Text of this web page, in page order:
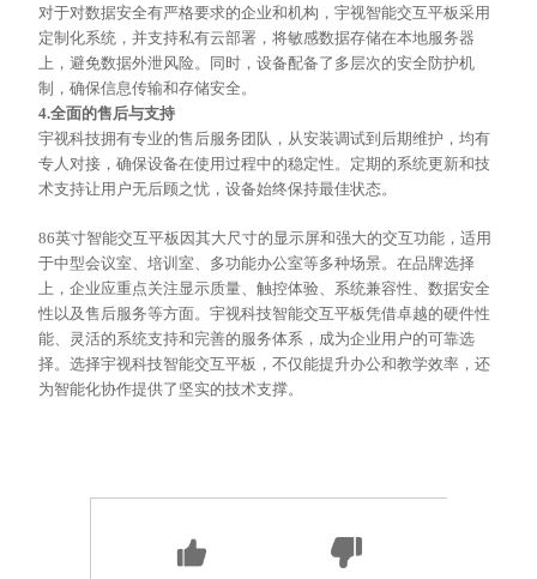
对于对数据安全有严格要求的企业和机构，宇视智能交互平板采用
定制化系统，并支持私有云部署，将敏感数据存储在本地服务器
上，避免数据外泄风险。同时，设备配备了多层次的安全防护机
制，确保信息传输和存储安全。
4.全面的售后与支持
宇视科技拥有专业的售后服务团队，从安装调试到后期维护，均有
专人对接，确保设备在使用过程中的稳定性。定期的系统更新和技
术支持让用户无后顾之忧，设备始终保持最佳状态。
86英寸智能交互平板因其大尺寸的显示屏和强大的交互功能，适用
于中型会议室、培训室、多功能办公室等多种场景。在品牌选择
上，企业应重点关注显示质量、触控体验、系统兼容性、数据安全
性以及售后服务等方面。宇视科技智能交互平板凭借卓越的硬件性
能、灵活的系统支持和完善的服务体系，成为企业用户的可靠选
择。选择宇视科技智能交互平板，不仅能提升办公和教学效率，还
为智能化协作提供了坚实的技术支撑。